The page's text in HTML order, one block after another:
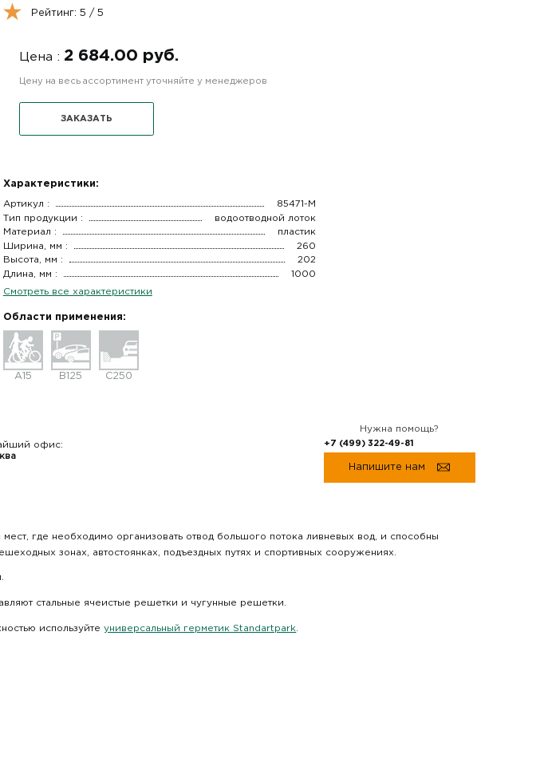
Рейтинг: 5 / 5
Цена : 2 684.00 руб.
Цену на весь ассортимент уточняйте у менеджеров
ЗАКАЗАТЬ
Характеристики:
Артикул :
85471-М
Тип продукции :
водоотводной лоток
Материал :
пластик
Ширина, мм :
260
Высота, мм :
202
Длина, мм :
1000
Смотреть все характеристики
Области применения:
A15 B125 C250
офис:
Нужна помощь?
+7 (499) 322-49-81
Напишите нам
где необходимо организовать отвод большого потока ливневых вод, и способны
зонах, автостоянках, подъездных путях и спортивных сооружениях.
стальные ячеистые решетки и чугунные решетки.
используйтеуниверсальный герметик Standartpark